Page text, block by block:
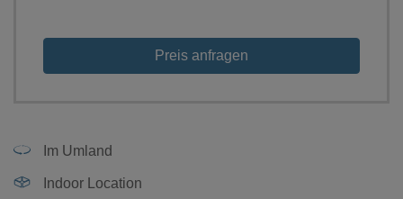
Preis anfragen
Im Umland
Indoor Location